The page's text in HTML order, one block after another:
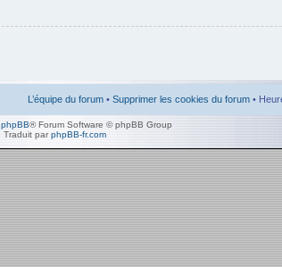
L’équipe du forum • Supprimer les cookies du forum •
phpBB® Forum Software © phpBB Group
Traduit parphpBB-fr.com